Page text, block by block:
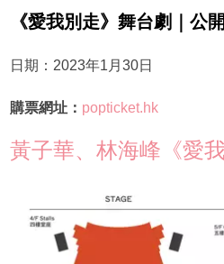
《愛我別走》舞台劇｜公
日期：2023年1月30日
購票網址： popticket.hk
黃子華、林海峰《愛